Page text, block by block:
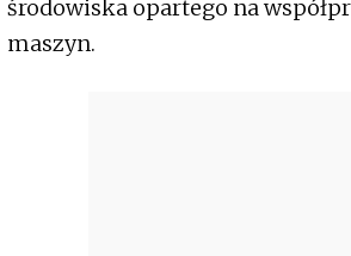
środowiska opartego na
maszyn.